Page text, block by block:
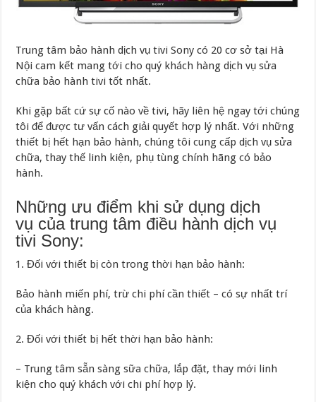
Trung tâm bảo hành dịch vụ tivi Sony có 20 cơ sở tại Hà
Nội cam kết mang tới cho quý khách hàng dịch vụ sửa
chữa bảo hành tivi tốt nhất.
Khi gặp bất cứ sự cố nào về tivi, hãy liên hệ ngay tới chúng
tôi để được tư vấn cách giải quyết hợp lý nhất. Với những
thiết bị hết hạn bảo hành, chúng tôi cung cấp dịch vụ sửa
chữa, thay thế linh kiện, phụ tùng chính hãng có bảo
hành.
Những ưu điểm khi sử dụng dịch
vụ của trung tâm điều hành dịch vụ
tivi Sony:
1. Đối với thiết bị còn trong thời hạn bảo hành:
Bảo hành miến phí, trừ chi phí cần thiết – có sự nhất trí
của khách hàng.
2. Đối với thiết bị hết thời hạn bảo hành:
– Trung tâm sẵn sàng sữa chữa, lắp đặt, thay mới linh
kiện cho quý khách với chi phí hợp lý.